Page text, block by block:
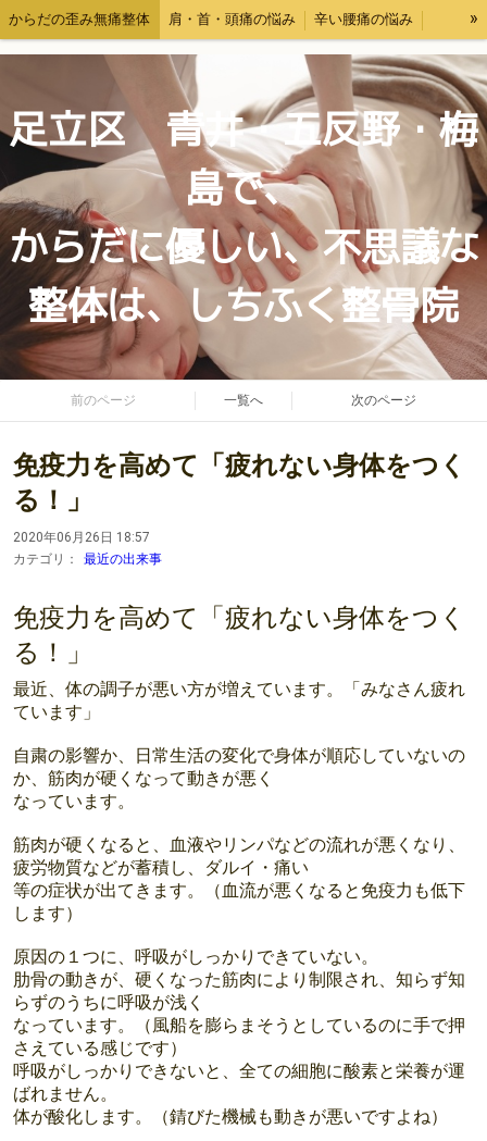
からだの歪み無痛整体 肩・首・頭痛の悩み 辛い腰痛の悩み
交通事故後の体調ケア・むちうち対応 料金表 お問い合わせ 自己紹介
»
足立区 青井・五反野・梅
島で、
からだに優しい、不思議な
整体は、しちふく整骨院
前のページ 一覧へ 次のページ
免疫力を高めて「疲れない身体をつく
る！」
2020年06月26日 18:57
カテゴリ：
最近の出来事
免疫力を高めて「疲れない身体をつく
る！」
最近、体の調子が悪い方が増えています。「みなさん疲れ
ています」
自粛の影響か、日常生活の変化で身体が順応していないの
か、筋肉が硬くなって動きが悪く
なっています。
筋肉が硬くなると、血液やリンパなどの流れが悪くなり、
疲労物質などが蓄積し、ダルイ・痛い
等の症状が出てきます。（血流が悪くなると免疫力も低下
します）
原因の１つに、呼吸がしっかりできていない。
肋骨の動きが、硬くなった筋肉により制限され、知らず知
らずのうちに呼吸が浅く
なっています。（風船を膨らまそうとしているのに手で押
さえている感じです）
呼吸がしっかりできないと、全ての細胞に酸素と栄養が運
ばれません。
体が酸化します。（錆びた機械も動きが悪いですよね）